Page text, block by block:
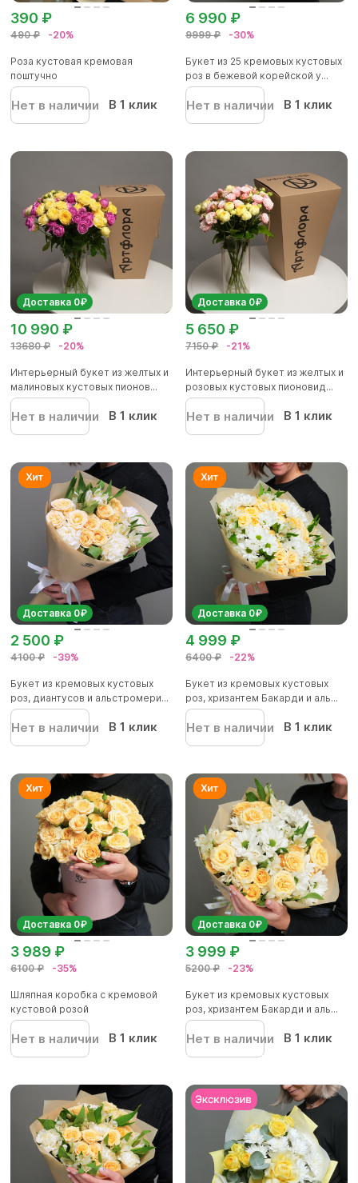
490 ₽ -20%
390 ₽
Роза кустовая кремовая
поштучно
Нет в наличии В 1 клик
9999 ₽ -30%
6 990 ₽
Букет из 25 кремовых кустовых
роз в бежевой корейской у...
Нет в наличии В 1 клик
Доставка 0₽
13680 ₽ -20%
10 990 ₽
Интерьерный букет из желтых и
малиновых кустовых пионов...
Нет в наличии В 1 клик
Доставка 0₽
7150 ₽ -21%
5 650 ₽
Интерьерный букет из желтых и
розовых кустовых пионовид...
Нет в наличии В 1 клик
Доставка 0₽
4100 ₽ -39%
2 500 ₽
Букет из кремовых кустовых
роз, диантусов и альстромери...
Нет в наличии В 1 клик
Доставка 0₽
6400 ₽ -22%
4 999 ₽
Букет из кремовых кустовых
роз, хризантем Бакарди и аль...
Нет в наличии В 1 клик
Доставка 0₽
6100 ₽ -35%
3 989 ₽
Шляпная коробка с кремовой
кустовой розой
Нет в наличии В 1 клик
Доставка 0₽
5200 ₽ -23%
3 999 ₽
Букет из кремовых кустовых
роз, хризантем Бакарди и аль...
Нет в наличии В 1 клик